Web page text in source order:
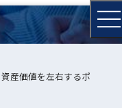
産価値を左右するポ